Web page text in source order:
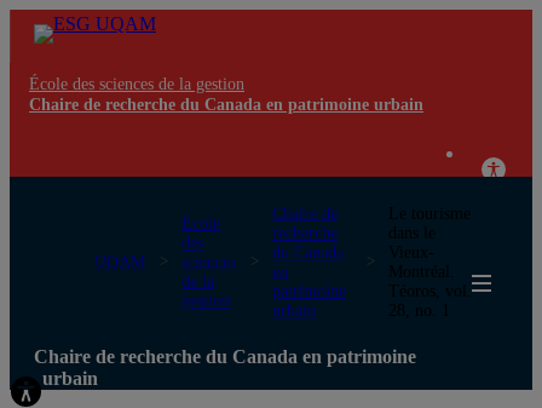
École des sciences de la gestion
Chaire de recherche du Canada en patrimoine urbain
UQAM
École
des
sciences
de la
gestion
Chaire de
recherche
du Canada
en
patrimoine
urbain
Le tourisme
dans le
Vieux-
Montréal.
Téoros, vol.
28, no. 1
Chaire de recherche du Canada en patrimoine
urbain